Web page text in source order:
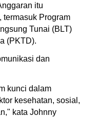
itu
termasuk Program
Tunai (BLT)
(PKTD).
dan
kunci dalam
kesehatan, sosial,
kata Johnny